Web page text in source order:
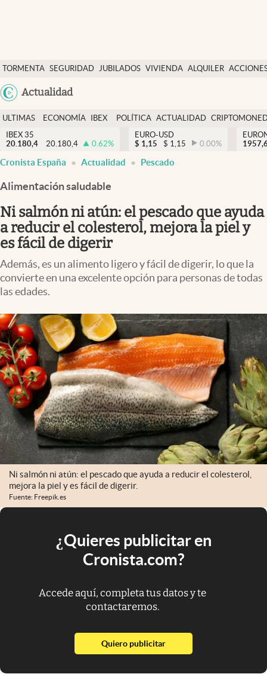
TORMENTA SEGURIDAD JUBILADOS VIVIENDA ALQUILER
USA
Actualidad
Economía y finanzas
Política
Actualidad
Criptomonedas
España
ULTIMAS
NOTICIAS
ECONOMÍA
FINANZAS
IBEX
EURO
POLÍTICA ACTUALIDAD
IBEX 35
20.180,4
20.180,4 0.62%
EURO-USD
$ 1,15 $ 1,15 0.00%
Cronista España Actualidad Pescado
Alimentación saludable
Ni salmón ni atún: el pescado que ayuda
a reducir el colesterol, mejora la piel y
es fácil de digerir
Además, es un alimento ligero y fácil de digerir, lo que la
convierte en una excelente opción para personas de todas
las edades.
Ni salmón ni atún: el pescado que ayuda a reducir el colesterol,
mejora la piel y es fácil de digerir.
Fuente: Freepik.es
¿Quieres publicitar en
Cronista.com?
Accede aquí, completa tus datos y te
contactaremos.
Quiero publicitarabre en nueva pestaña